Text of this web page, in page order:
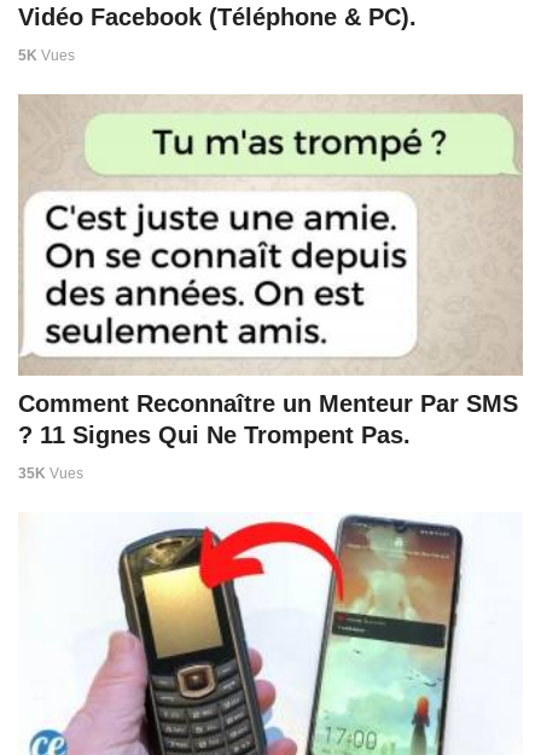
Vidéo Facebook (Téléphone & PC).
5K Vues
Comment Reconnaître un Menteur Par SMS
? 11 Signes Qui Ne Trompent Pas.
35K Vues